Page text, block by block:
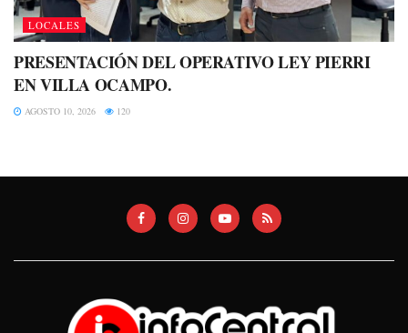
LOCALES
PRESENTACIÓN DEL OPERATIVO LEY PIERRI
EN VILLA OCAMPO.
AGOSTO 10, 2026 120